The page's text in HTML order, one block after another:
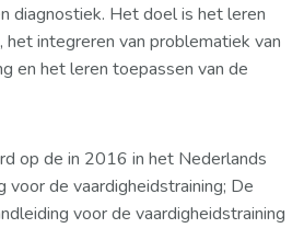
diagnostiek. Het doel is het leren
het integreren van problematiek van
en het leren toepassen van de
op de in 2016 in het Nederlands
voor de vaardigheidstraining; De
voor de vaardigheidstraining